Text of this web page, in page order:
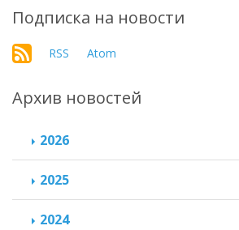
Подписка на новости
RSS Atom
Архив новостей
2026
2025
2024